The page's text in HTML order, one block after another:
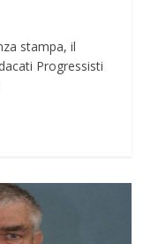
stampa, il
Progressisti